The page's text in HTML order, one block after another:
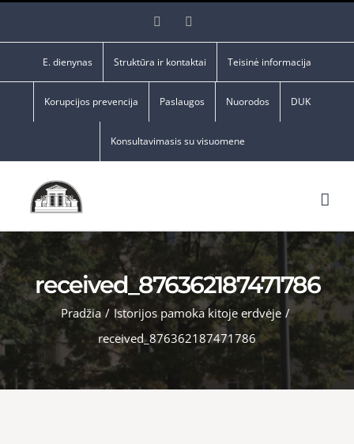
Facebook
E. dienynas Struktūra ir kontaktai Teisinė informacija
Korupcijos prevencija Paslaugos Nuorodos DUK
Konsultavimasis su visuomene
received_876362187471786
Pradžia / Istorijos pamoka kitoje erdvėje /
received_876362187471786